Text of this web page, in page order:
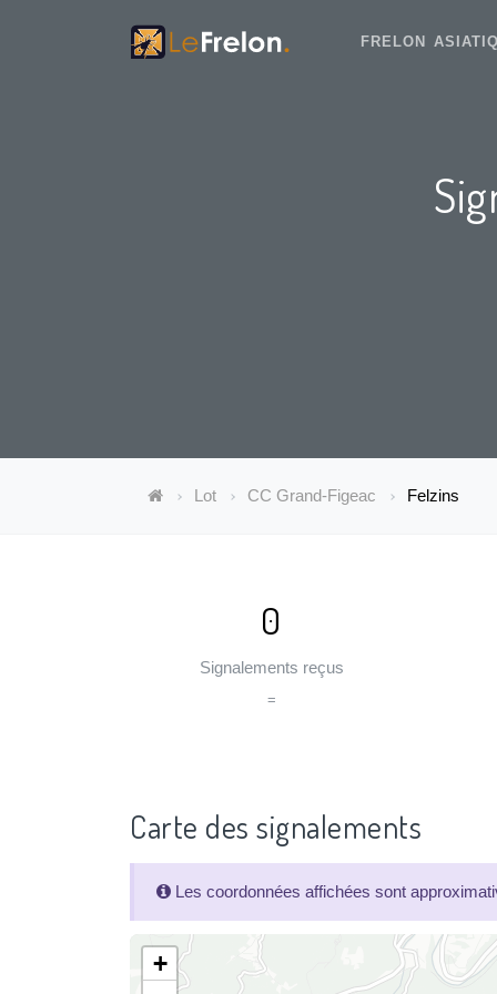
FRELON
Lot CC Grand-Figeac Felzins
0
Signalements reçus
=
Carte des signalements
Les coordonnées affichées sont
+